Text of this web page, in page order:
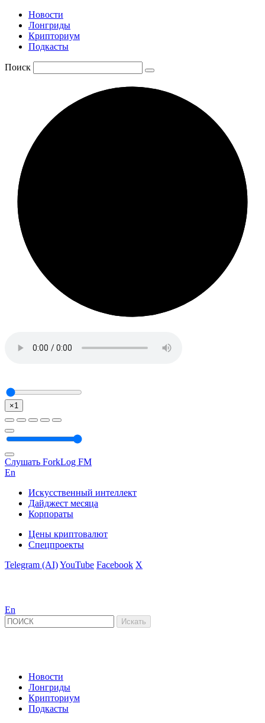
Новости
Лонгриды
Крипториум
Подкасты
Поиск
×1
Слушать ForkLog FM
En
Искусственный интеллект
Дайджест месяца
Корпораты
Цены криптовалют
Спецпроекты
Telegram (AI)YouTube Facebook X
En
Новости
Лонгриды
Крипториум
Подкасты